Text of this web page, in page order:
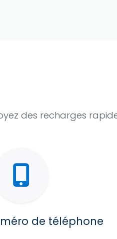
des recharges
de téléphone